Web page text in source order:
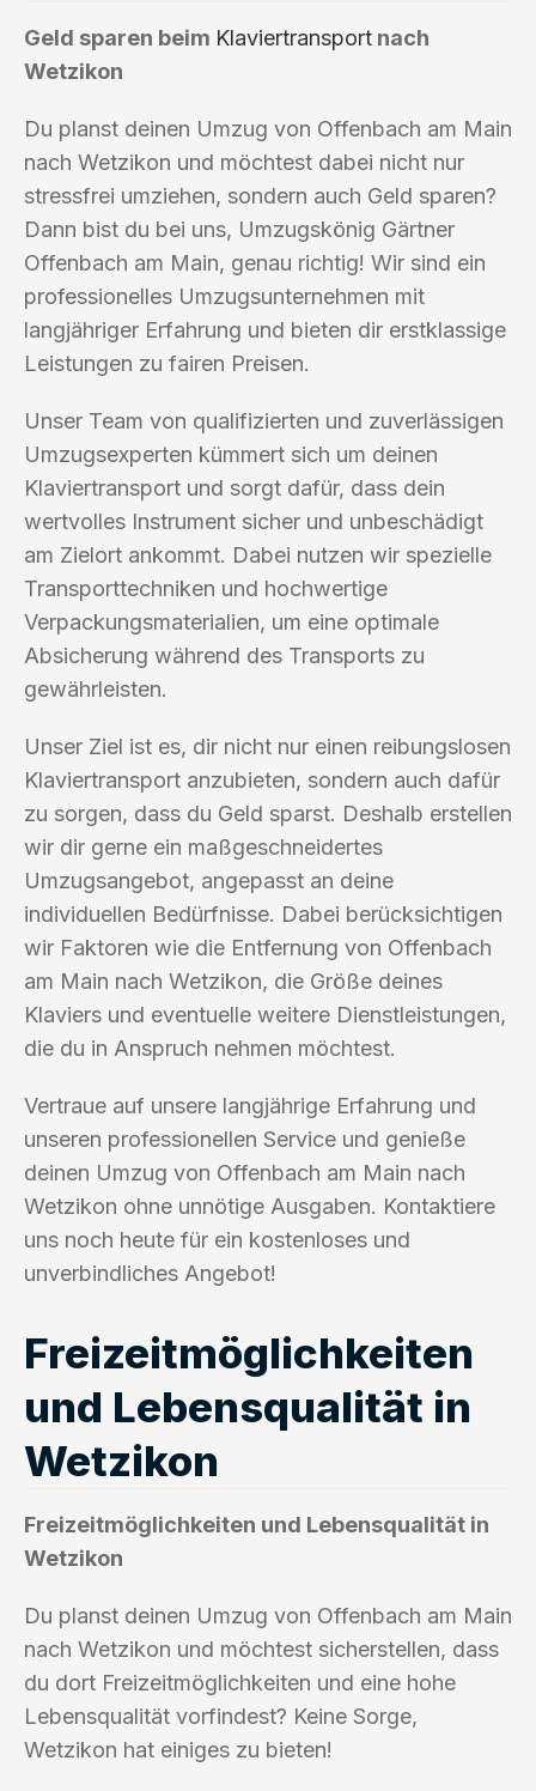
Geld sparen beim Klaviertransport nach
Wetzikon
Du planst deinen Umzug von Offenbach am Main
nach Wetzikon und möchtest dabei nicht nur
stressfrei umziehen, sondern auch Geld sparen?
Dann bist du bei uns, Umzugskönig Gärtner
Offenbach am Main, genau richtig! Wir sind ein
professionelles Umzugsunternehmen mit
langjähriger Erfahrung und bieten dir erstklassige
Leistungen zu fairen Preisen.
Unser Team von qualifizierten und zuverlässigen
Umzugsexperten kümmert sich um deinen
Klaviertransport und sorgt dafür, dass dein
wertvolles Instrument sicher und unbeschädigt
am Zielort ankommt. Dabei nutzen wir spezielle
Transporttechniken und hochwertige
Verpackungsmaterialien, um eine optimale
Absicherung während des Transports zu
gewährleisten.
Unser Ziel ist es, dir nicht nur einen reibungslosen
Klaviertransport anzubieten, sondern auch dafür
zu sorgen, dass du Geld sparst. Deshalb erstellen
wir dir gerne ein maßgeschneidertes
Umzugsangebot, angepasst an deine
individuellen Bedürfnisse. Dabei berücksichtigen
wir Faktoren wie die Entfernung von Offenbach
am Main nach Wetzikon, die Größe deines
Klaviers und eventuelle weitere Dienstleistungen,
die du in Anspruch nehmen möchtest.
Vertraue auf unsere langjährige Erfahrung und
unseren professionellen Service und genieße
deinen Umzug von Offenbach am Main nach
Wetzikon ohne unnötige Ausgaben. Kontaktiere
uns noch heute für ein kostenloses und
unverbindliches Angebot!
Freizeitmöglichkeiten
und Lebensqualität in
Wetzikon
Freizeitmöglichkeiten und Lebensqualität in
Wetzikon
Du planst deinen Umzug von Offenbach am Main
nach Wetzikon und möchtest sicherstellen, dass
du dort Freizeitmöglichkeiten und eine hohe
Lebensqualität vorfindest? Keine Sorge,
Wetzikon hat einiges zu bieten!